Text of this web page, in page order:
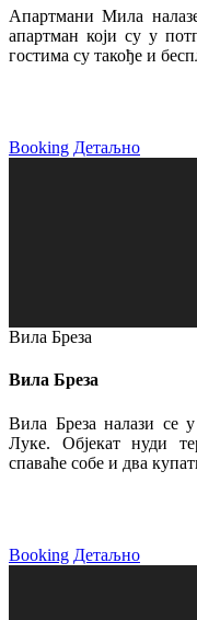
Апартмани Мила
апартман који су у
гостима су такође и
Booking Детаљно
Вила Бреза
Вила Бреза
Вила Бреза налази се
Луке. Објекат нуди
спаваће собе и два
Booking Детаљно